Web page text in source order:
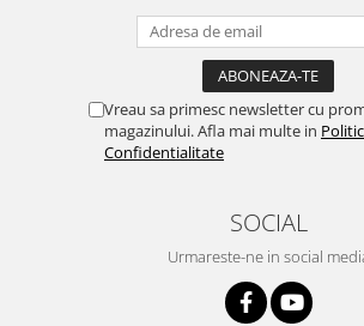
Vreau sa primesc newsletter cu
magazinului. Afla mai multe in
Confidentialitate
SOCIAL
Urmareste-ne in social